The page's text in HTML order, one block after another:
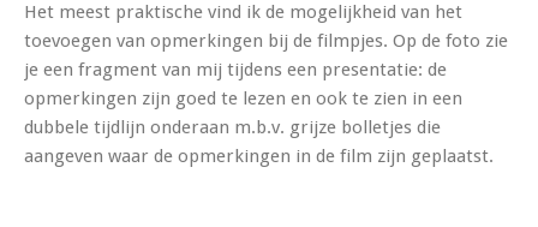
Het meest praktische vind ik de mogelijkheid van het
toevoegen van opmerkingen bij de filmpjes. Op de foto zie
je een fragment van mij tijdens een presentatie: de
opmerkingen zijn goed te lezen en ook te zien in een
dubbele tijdlijn onderaan m.b.v. grijze bolletjes die
aangeven waar de opmerkingen in de film zijn geplaatst.